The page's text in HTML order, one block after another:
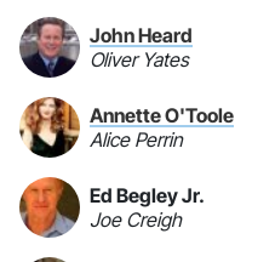
John Heard
Oliver Yates
Annette O'Toole
Alice Perrin
Ed Begley Jr.
Joe Creigh